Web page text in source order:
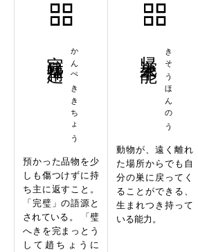
かんぺききちょう
預かった品物を少
しも傷つけずに持
ち主に返すこと。
「完璧」の語源と
されている。 「璧
へきを完まっとう
して趙ちょうに
きそうほんのう
動物が、遠く離れ
た場所からでも自
分の巣に戻ってく
ることができる、
生まれつき持って
いる能力。